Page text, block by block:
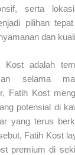
serta
pilihan
dan
Kost adalah
selama
Fatih Kost
potensial di
yang terus
Fatih Kost
premium di